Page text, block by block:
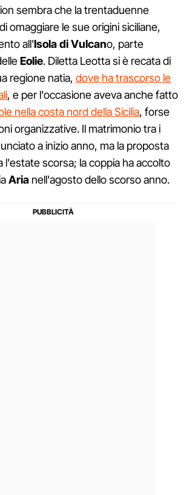
sembra che la trentaduenne
omaggiare le sue origini siciliane,
all'Isola di Vulcano, parte
Eolie. Diletta Leotta si è recata di
regione natia, dove ha trascorso le
, e per l'occasione aveva anche fatto
nella costa nord della Sicilia, forse
organizzative. Il matrimonio tra i
a inizio anno, ma la proposta
l'estate scorsa; la coppia ha accolto
Aria nell'agosto dello scorso anno.